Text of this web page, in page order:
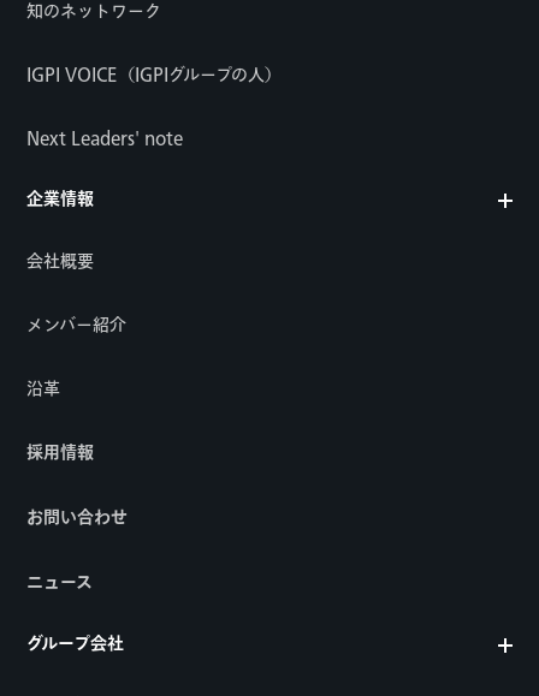
知のネットワーク
IGPI VOICE（IGPIグループの人）
Next Leaders' note
企業情報
会社概要
メンバー紹介
沿革
採用情報
お問い合わせ
ニュース
グループ会社